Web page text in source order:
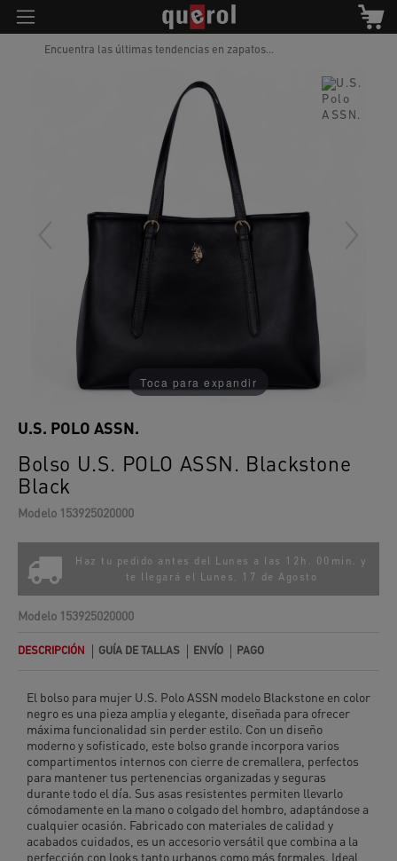
Encuentra las últimas tendencias en zapatos...
Toca para expandir
Bolso U.S. POLO ASSN. Blackstone
Black
U.S. POLO ASSN.
Modelo 153925020000
Haz tu pedido antes del Lunes a las 12h. 00min. y
te llegará el
Lunes, 17 de Agosto
Modelo 153925020000
DESCRIPCIÓN GUÍA DE TALLAS ENVÍO PAGO
El bolso para mujer U.S. Polo ASSN modelo Blackstone en color
negro es una pieza amplia y elegante, diseñada para ofrecer
máxima funcionalidad sin perder estilo. Con un diseño
moderno y sofisticado, este bolso grande incorpora varios
compartimentos internos con cierre de cremallera, perfectos
para mantener tus pertenencias organizadas y seguras
durante todo el día. Sus asas resistentes permiten llevarlo
cómodamente en la mano o colgado del hombro, adaptándose a
cualquier ocasión. Fabricado con materiales de calidad y
acabados cuidados, es un accesorio versátil que combina a la
perfección con looks tanto urbanos como más formales. Ideal